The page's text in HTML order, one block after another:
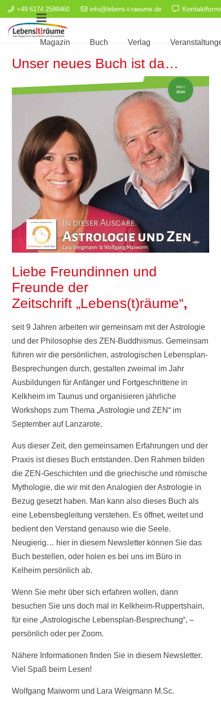
+49 6174 2599460 info@lebens-t-raeume.de
Magazin Buch Verlag
Unser neues Buch ist da…
Liebe Freundinnen und
Freunde der
Zeitschrift „Lebens(t)räume“,
seit 9 Jahren arbeiten wir gemeinsam mit der Astrologie
und der Philosophie des ZEN-Buddhismus. Gemeinsam
führen wir die persönlichen, astrologischen Lebensplan-
Besprechungen durch, gestalten zweimal im Jahr
Ausbildungen für Anfänger und Fortgeschrittene in
Kelkheim im Taunus und organisieren jährliche
Workshops zum Thema „Astrologie und ZEN“ im
September auf Lanzarote.
Aus dieser Zeit, den gemeinsamen Erfahrungen und der
Praxis ist dieses Buch entstanden. Den Rahmen bilden
die ZEN-Geschichten und die griechische und römische
Mythologie, die wir mit den Analogien der Astrologie in
Bezug gesetzt haben. Man kann also dieses Buch als
eine Lebensbegleitung verstehen. Es öffnet, weitet und
bedient den Verstand genauso wie die Seele.
Neugierig… hier in diesem Newsletter können Sie das
Buch bestellen, oder holen es bei uns im Büro in
Kelheim persönlich ab.
Wenn Sie mehr über sich erfahren wollen, dann
besuchen Sie uns doch mal in Kelkheim-Ruppertshain,
für eine „Astrologische Lebensplan-Besprechung“, –
persönlich oder per Zoom.
Nähere Informationen finden Sie in diesem Newsletter.
Viel Spaß beim Lesen!
Wolfgang Maiworm und Lara Weigmann M.Sc.